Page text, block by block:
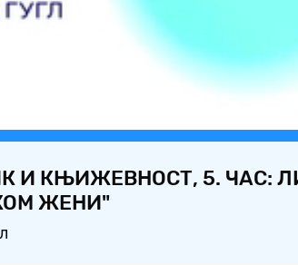
И КЊИЖЕВНОСТ, 5. ЧАС:
ЖЕНИ"